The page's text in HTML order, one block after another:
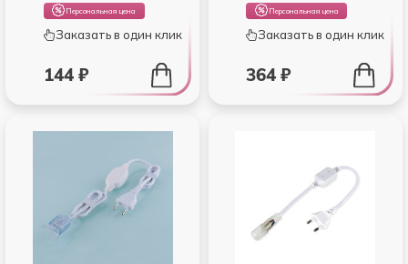
Персональная цена
Заказать в один клик
144 ₽
Персональная цена
Заказать в один клик
364 ₽